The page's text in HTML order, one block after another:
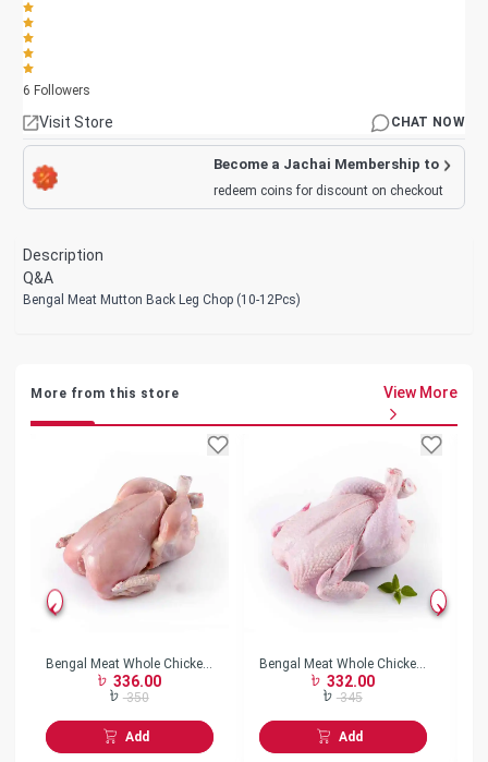
6 Followers
Visit Store CHAT NOW
Become a Jachai Membership to
redeem coins for discount on checkout
Description
Q&A
Bengal Meat Mutton Back Leg Chop (10-12Pcs)
More from this store View More
Bengal Meat Whole Chicken
Skin Less w/o Neck Frozen
336.00
350
Add
Bengal Meat Whole Chicken
Skin On w/o Neck Frozen
332.00
345
Add